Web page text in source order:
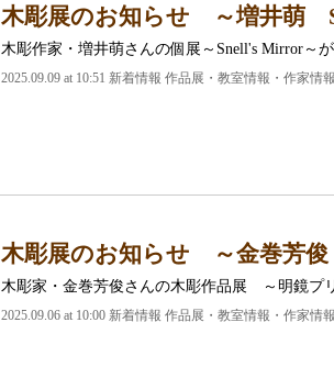
木彫展のお知らせ ～増井萌
木彫作家・増井萌さんの個展～Snell's Mirror～
2025.09.09 at 10:51 新着情報 作品展・教室情報・作家情報
木彫展のお知らせ ～金巻芳
木彫家・金巻芳俊さんの木彫作品展 ～明鏡プ
2025.09.06 at 10:00 新着情報 作品展・教室情報・作家情報